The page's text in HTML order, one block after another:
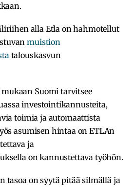
alla Etla on hahmotellut
muistion
talouskasvun
Suomi tarvitsee
investointikannusteita,
toimia ja automaattista
asumisen hintaa on ETLAn
ja
on kannustettava työhön.
tasoa on syytä pitää silmällä ja